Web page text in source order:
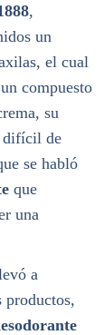
,
un
el cual
compuesto
su
difícil de
se habló
que
una
a
productos,